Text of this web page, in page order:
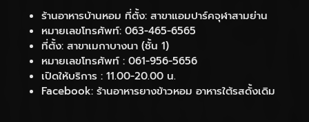
ร้านอาหารบ้านหอม ที่ตั้ง: สาขาแอมปาร์คจุฬาสามย่าน
หมายเลขโทรศัพท์: 063-465-6565
ที่ตั้ง: สาขาเมกาบางนา (ชั้น 1)
หมายเลขโทรศัพท์ : 061-956-5656
เปิดให้บริการ : 11.00-20.00 น.
Facebook: ร้านอาหารยางข้าวหอม อาหารใต้รสดั้งเดิม